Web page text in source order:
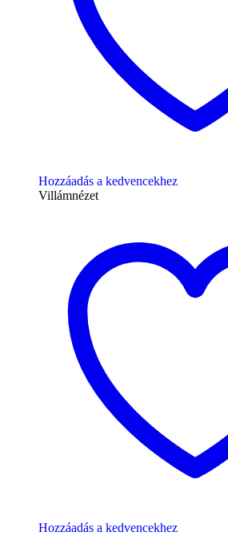
Hozzáadás a kedvencekhez
Villámnézet
Hozzáadás a kedvencekhez